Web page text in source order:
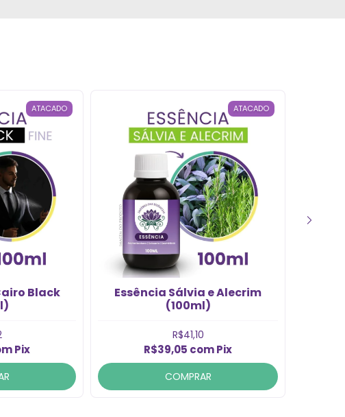
ATACADO
Black
Pix
ATACADO
Essência Sálvia e Alecrim
(100ml)
R$41,10
R$39,05 comPix
COMPRAR